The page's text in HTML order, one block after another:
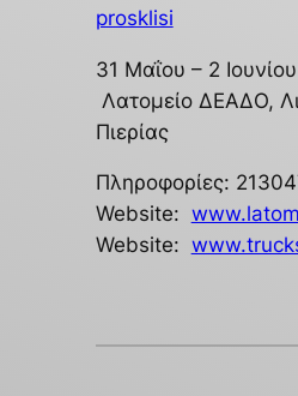
prosklisi
31 Μαΐου – 2
Λατομείο ΔΕΑΔΟ,
Πιερίας
Πληροφορίες:
Website:
Website: